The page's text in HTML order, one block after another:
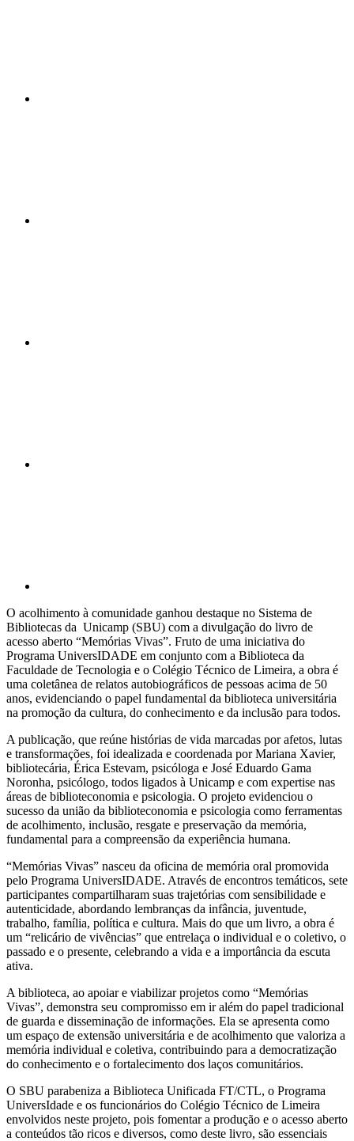
O acolhimento à comunidade ganhou destaque no Sistema de
Bibliotecas da Unicamp (SBU) com a divulgação do livro de
acesso aberto “Memórias Vivas”. Fruto de uma iniciativa do
Programa UniversIDADE em conjunto com a Biblioteca da
Faculdade de Tecnologia e o Colégio Técnico de Limeira, a obra é
uma coletânea de relatos autobiográficos de pessoas acima de 50
anos, evidenciando o papel fundamental da biblioteca universitária
na promoção da cultura, do conhecimento e da inclusão para todos.
A publicação, que reúne histórias de vida marcadas por afetos, lutas
e transformações, foi idealizada e coordenada por Mariana Xavier,
bibliotecária, Érica Estevam, psicóloga e José Eduardo Gama
Noronha, psicólogo, todos ligados à Unicamp e com expertise nas
áreas de biblioteconomia e psicologia. O projeto evidenciou o
sucesso da união da biblioteconomia e psicologia como ferramentas
de acolhimento, inclusão, resgate e preservação da memória,
fundamental para a compreensão da experiência humana.
“Memórias Vivas” nasceu da oficina de memória oral promovida
pelo Programa UniversIDADE. Através de encontros temáticos, sete
participantes compartilharam suas trajetórias com sensibilidade e
autenticidade, abordando lembranças da infância, juventude,
trabalho, família, política e cultura. Mais do que um livro, a obra é
um “relicário de vivências” que entrelaça o individual e o coletivo, o
passado e o presente, celebrando a vida e a importância da escuta
ativa.
A biblioteca, ao apoiar e viabilizar projetos como “Memórias
Vivas”, demonstra seu compromisso em ir além do papel tradicional
de guarda e disseminação de informações. Ela se apresenta como
um espaço de extensão universitária e de acolhimento que valoriza a
memória individual e coletiva, contribuindo para a democratização
do conhecimento e o fortalecimento dos laços comunitários.
O SBU parabeniza a Biblioteca Unificada FT/CTL, o Programa
UniversIdade e os funcionários do Colégio Técnico de Limeira
envolvidos neste projeto, pois fomentar a produção e o acesso aberto
a conteúdos tão ricos e diversos, como deste livro, são essenciais